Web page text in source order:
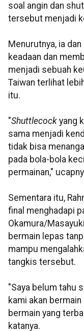
soal angin dan
tersebut menjadi
Menurutnya, ia
keadaan dan
menjadi sebuah
Taiwan terlihat
itu.
"Shuttlecock yang
sama menjadi
tidak bisa
pada bola-bola
permainan,"
Sementara itu,
final menghadapi
Okamura/
bermain lepas
mampu
tangkis tersebut.
"Saya belum tahu
kami akan
bermain yang
katanya.